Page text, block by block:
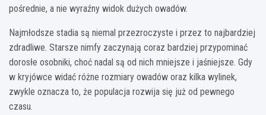
pośrednie, a nie wyraźny widok dużych owadów.
Najmłodsze stadia są niemal przezroczyste i przez to najbardziej
zdradliwe. Starsze nimfy zaczynają coraz bardziej przypominać
dorosłe osobniki, choć nadal są od nich mniejsze i jaśniejsze. Gdy
w kryjówce widać różne rozmiary owadów oraz kilka wylinek,
zwykle oznacza to, że populacja rozwija się już od pewnego
czasu.